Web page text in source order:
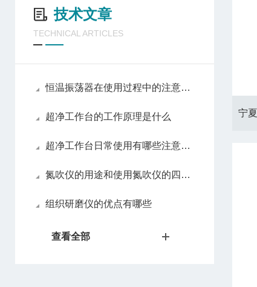
技术文章
TECHNICAL ARTICLES
恒温振荡器在使用过程中的注意事项
超净工作台的工作原理是什么
超净工作台日常使用有哪些注意事项
氮吹仪的用途和使用氮吹仪的四大优势
组织研磨仪的优点有哪些
查看全部